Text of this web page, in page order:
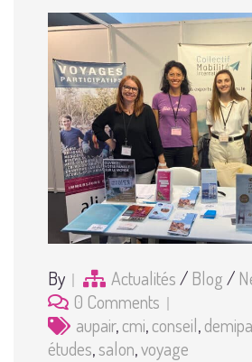
By Actualités/ Blog/
0 Comments
aupair,cmi,conseil,
études,salon,voyage